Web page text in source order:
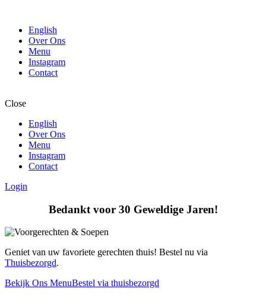
English
Over Ons
Menu
Instagram
Contact
Close
English
Over Ons
Menu
Instagram
Contact
Login
Bedankt voor 30 Geweldige Jaren!
Geniet van uw favoriete gerechten thuis! Bestel nu via
Thuisbezorgd.
Bekijk Ons MenuBestel via thuisbezorgd